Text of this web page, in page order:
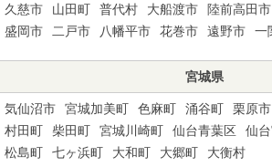
久慈市 山田町 普代村 大船渡市 陸前高田市
盛岡市
二戸市 八幡平市 花巻市 遠野市 一
宮城県
気仙沼市 宮城加美町 色麻町 涌谷町 栗原市
村田町
柴田町 宮城川崎町 仙台青葉区 仙
松島町
七ヶ浜町 大和町 大郷町 大衡村